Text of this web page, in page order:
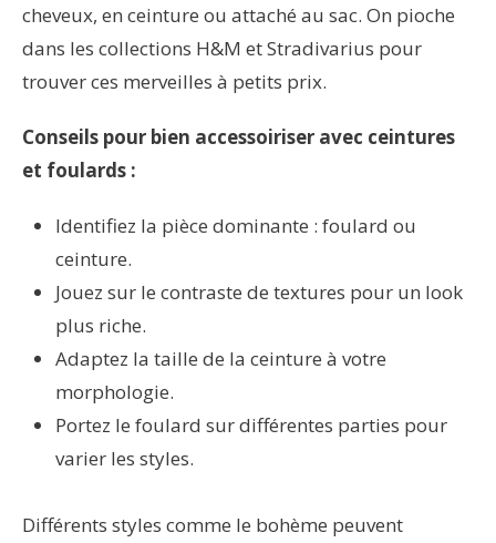
cheveux, en ceinture ou attaché au sac. On pioche
dans les collections H&M et Stradivarius pour
trouver ces merveilles à petits prix.
Conseils pour bien accessoiriser avec ceintures
et foulards :
Identifiez la pièce dominante : foulard ou
ceinture.
Jouez sur le contraste de textures pour un look
plus riche.
Adaptez la taille de la ceinture à votre
morphologie.
Portez le foulard sur différentes parties pour
varier les styles.
Différents styles comme le bohème peuvent